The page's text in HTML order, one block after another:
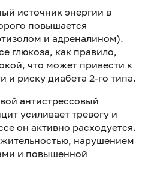
источник энергии в
повышается
и адреналином).
глюкоза, как правило,
что может привести к
и риску диабета 2-го типа.
антистрессовый
усиливает тревогу и
он активно расходуется.
нарушением
и повышенной